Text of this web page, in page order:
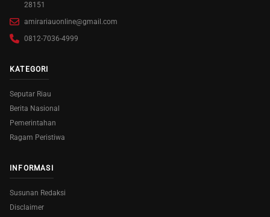
28151
amirariauonline@gmail.com
0812-7036-4999
KATEGORI
Seputar Riau
Berita Nasional
Pemerintahan
Ragam Peristiwa
INFORMASI
Susunan Redaksi
Disclaimer